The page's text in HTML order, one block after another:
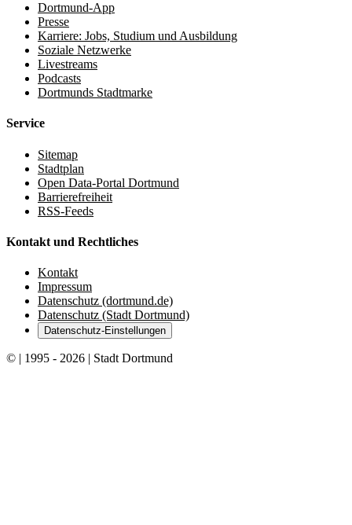
Dortmund-App
Presse
Karriere: Jobs, Studium und Ausbildung
Soziale Netzwerke
Livestreams
Podcasts
Dortmunds Stadtmarke
Service
Sitemap
Stadtplan
Open Data-Portal Dortmund
Barrierefreiheit
RSS-Feeds
Kontakt und Rechtliches
Kontakt
Impressum
Datenschutz (dortmund.de)
Datenschutz (Stadt Dortmund)
Datenschutz-Einstellungen
© | 1995 - 2026 | Stadt Dortmund